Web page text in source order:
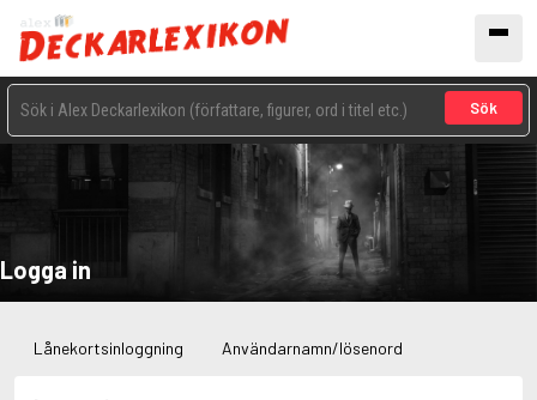
Sök
Logga in
Lånekortsinloggning Användarnamn/lösenord